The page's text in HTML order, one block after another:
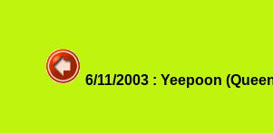
6/11/2003 : Yeepoon